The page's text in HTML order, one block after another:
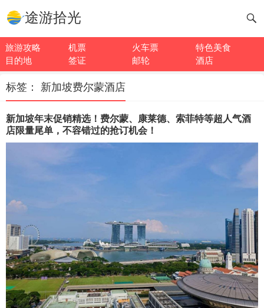
途游拾光
旅游攻略 机票 火车票
特色美食
目的地
签证 邮轮 酒店
标签： 新加坡费尔蒙酒店
新加坡年末促销精选！费尔蒙、康莱德、索菲特等超人气酒
店限量尾单，不容错过的抢订机会！